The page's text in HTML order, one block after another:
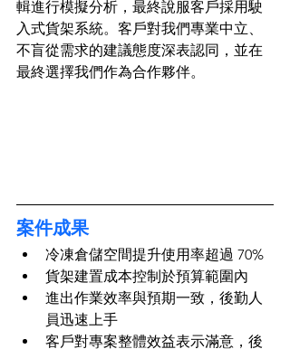
輯進行模擬分析，最終說服客戶採用駛
入式貨架系統。客戶對我們專業中立、
不盲從需求的建議態度深表認同，並在
最終選擇我們作為合作夥伴。
案件成果
冷凍倉儲空間提升使用率超過 70%
貨架建置成本控制於預算範圍內
進出作業效率與預期一致，後勤人
員迅速上手
客戶對專案整體效益表示滿意，後